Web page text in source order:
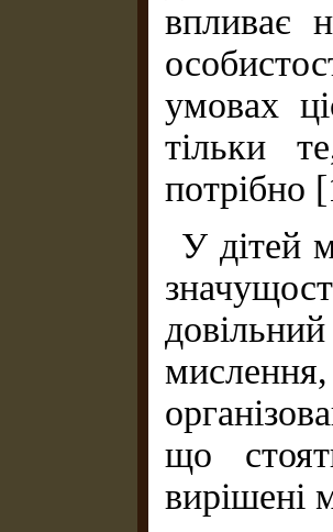
впливає
умовах
тільки
потрібно
У дітей
що
вирішені